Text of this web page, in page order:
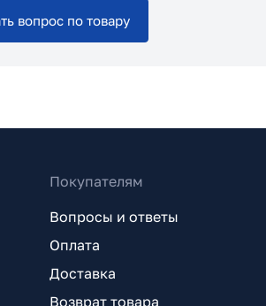
вопрос по товару
Покупателям
Вопросы и ответы
Оплата
Доставка
Возврат товара